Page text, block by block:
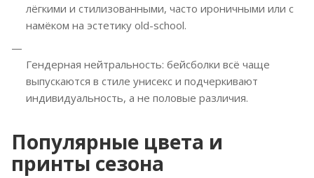
лёгкими и стилизованными, часто ироничными или с
намёком на эстетику old-school.
Гендерная нейтральность: бейсболки всё чаще
выпускаются в стиле унисекс и подчеркивают
индивидуальность, а не половые различия.
Популярные цвета и
принты сезона